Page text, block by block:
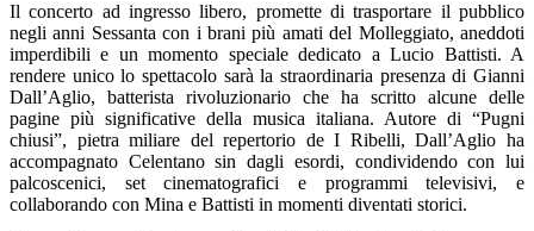
Il concerto ad ingresso libero, promette di trasportare il pubblico
negli anni Sessanta con i brani più amati del Molleggiato, aneddoti
imperdibili e un momento speciale dedicato a Lucio Battisti. A
rendere unico lo spettacolo sarà la straordinaria presenza di Gianni
Dall’Aglio, batterista rivoluzionario che ha scritto alcune delle
pagine più significative della musica italiana. Autore di “Pugni
chiusi”, pietra miliare del repertorio de I Ribelli, Dall’Aglio ha
accompagnato Celentano sin dagli esordi, condividendo con lui
palcoscenici, set cinematografici e programmi televisivi, e
collaborando con Mina e Battisti in momenti diventati storici.